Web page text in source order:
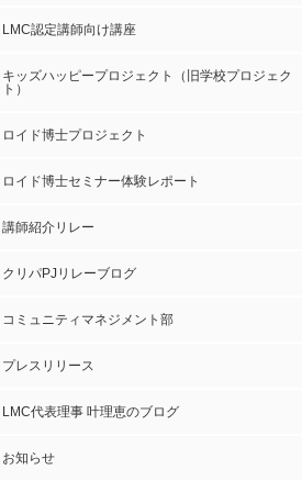
LMC認定講師向け講座
キッズハッピープロジェクト（旧学校プロジェク
ト）
ロイド博士プロジェクト
ロイド博士セミナー体験レポート
講師紹介リレー
クリパPJリレーブログ
コミュニティマネジメント部
プレスリリース
LMC代表理事 叶理恵のブログ
お知らせ